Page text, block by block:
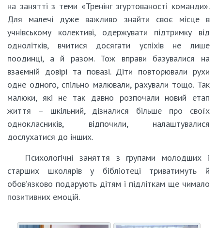
на занятті з теми «Тренінг згуртованості команди».
Для малечі дуже важливо знайти своє місце в
учнівському колективі, одержувати підтримку від
однолітків, вчитися досягати успіхів не лише
поодинці, а й разом. Тож вправи базувалися на
взаємній довірі та повазі. Діти повторювали рухи
одне одного, спільно малювали, рахували тощо. Так
малюки, які не так давно розпочали новий етап
життя – шкільний, дізналися більше про своїх
однокласників, відпочили, налаштувалися
дослухатися до інших.
Психологічні заняття з групами молодших і
старших школярів у бібліотеці триватимуть й
обов’язково подарують дітям і підліткам ще чимало
позитивних емоцій.